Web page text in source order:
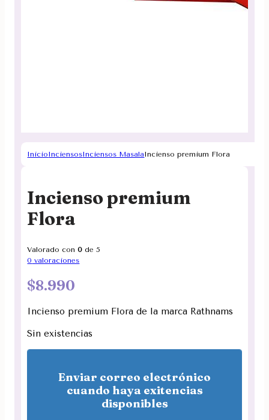
InicioInciensosInciensos MasalaIncienso premium Flora
Incienso premium
Flora
Valorado con0 de 5
0 valoraciones
$8.990
Incienso premium Flora de la marca Rathnams
Sin existencias
Enviar correo electrónico
cuando haya exitencias
disponibles